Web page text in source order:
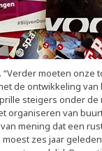
“Verder moeten
de ontwikkeling van
steigers onder de
organiseren van
mening dat een
zes jaar